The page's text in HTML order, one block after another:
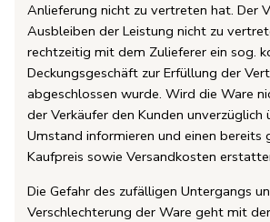
Anlieferung nicht zu vertreten hat. Der
Ausbleiben der Leistung nicht zu
rechtzeitig mit dem Zulieferer ein sog.
Deckungsgeschäft zur Erfüllung der
abgeschlossen wurde. Wird die Ware
der Verkäufer den Kunden unverzüglich
Umstand informieren und einen bereits
Kaufpreis sowie Versandkosten
Die Gefahr des zufälligen Untergangs
Verschlechterung der Ware geht mit